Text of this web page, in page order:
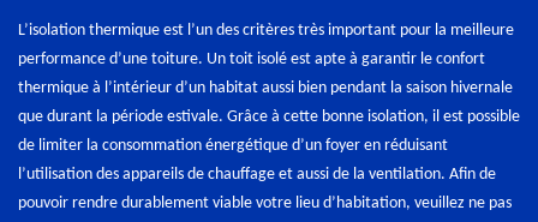
L’isolation thermique est l’un des critères très important pour la meilleure
performance d’une toiture. Un toit isolé est apte à garantir le confort
thermique à l’intérieur d’un habitat aussi bien pendant la saison hivernale
que durant la période estivale. Grâce à cette bonne isolation, il est possible
de limiter la consommation énergétique d’un foyer en réduisant
l’utilisation des appareils de chauffage et aussi de la ventilation. Afin de
pouvoir rendre durablement viable votre lieu d’habitation, veuillez ne pas